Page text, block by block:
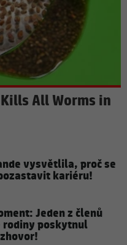
All Worms in
vysvětlila, proč se
kariéru!
Jeden z členů
poskytnul